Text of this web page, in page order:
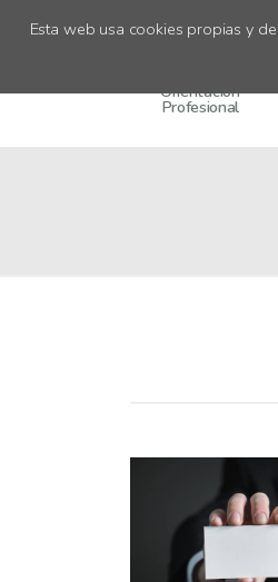
Esta web usa cookies propias y
Orientación
Profesional